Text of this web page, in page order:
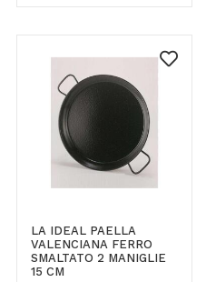
LA IDEAL PAELLA
VALENCIANA FERRO
SMALTATO 2 MANIGLIE
15 CM